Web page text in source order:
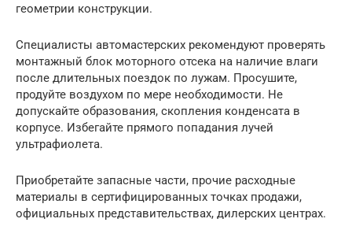
геометрии конструкции.
Специалисты автомастерских рекомендуют проверять
монтажный блок моторного отсека на наличие влаги
после длительных поездок по лужам. Просушите,
продуйте воздухом по мере необходимости. Не
допускайте образования, скопления конденсата в
корпусе. Избегайте прямого попадания лучей
ультрафиолета.
Приобретайте запасные части, прочие расходные
материалы в сертифицированных точках продажи,
официальных представительствах, дилерских центрах.